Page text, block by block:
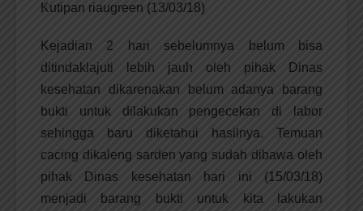
Kutipan riaugreen (13/03/18)
Kejadian 2 hari sebelumnya belum bisa
ditindaklajuti lebih jauh oleh pihak Dinas
kesehatan dikarenakan belum adanya barang
bukti untuk dilakukan pengecekan di labor
sehingga baru diketahui hasilnya. Temuan
cacing dikaleng sarden yang sudah dibawa oleh
pihak Dinas kesehatan hari ini (15/03/18)
menjadi barang bukti untuk kita lakukan